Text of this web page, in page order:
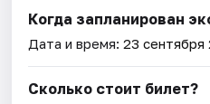
Когда запланирован
Дата и время:23 сентября
Сколько стоит билет?